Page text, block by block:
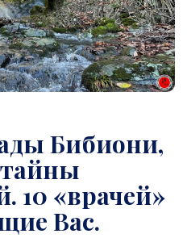
Бибиони,
10 «врачей»
Вас.